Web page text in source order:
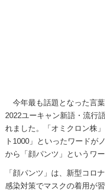
今年最も話題となった言
2022ユーキャン新語・流行
れました。「オミクロン株
ト1000」といったワードが
から「顔パンツ」というワ
「顔パンツ」は、新型コロ
感染対策でマスクの着用が